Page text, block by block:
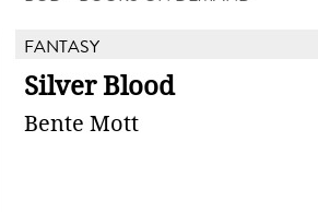
FANTASY
Silver Blood
Bente Mott